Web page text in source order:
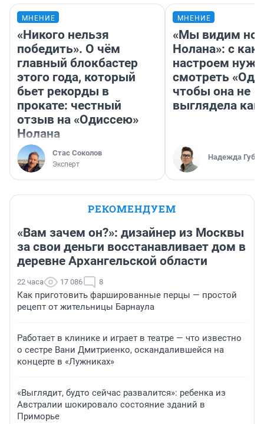
МНЕНИЕ
«Никого нельзя
победить». О чём
главный блокбастер
этого года, который
бьет рекорды в
прокате: честный
отзыв на «Одиссею»
Нолана
Стас Соколов
Эксперт
МНЕНИЕ
«Мы видим
Нолана»: с
настроем
смотреть
чтобы она не
выглядела как
Надежда
РЕКОМЕНДУЕМ
«Вам зачем он?»: дизайнер из Москвы
за свои деньги восстанавливает дом в
деревне Архангельской области
22 часа 17 086 8
Как приготовить фаршированные перцы — простой
рецепт от жительницы Барнаула
Работает в клинике и играет в театре — что известно
о сестре Вани Дмитриенко, оскандалившейся на
концерте в «Лужниках»
«Выглядит, будто сейчас развалится»: ребенка из
Австралии шокировало состояние зданий в
Приморье